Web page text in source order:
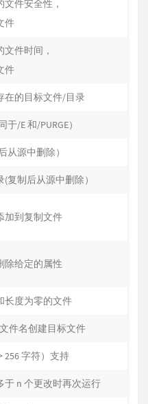
件安全性，
件
件时间，
件
在的目标文件/目录
/E 和/PURGE）
从源中删除）
复制后从源中删除）
加到复制文件
除给定的属性
长度为零的文件
件名创建目标文件
256 字符）支持
于 n 个更改时再次运行